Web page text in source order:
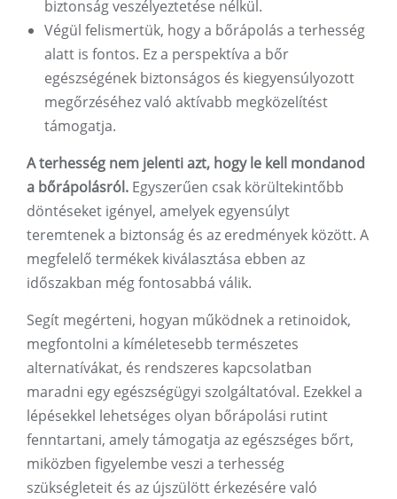
biztonság veszélyeztetése nélkül.
Végül felismertük, hogy a bőrápolás a terhesség
alatt is fontos. Ez a perspektíva a bőr
egészségének biztonságos és kiegyensúlyozott
megőrzéséhez való aktívabb megközelítést
támogatja.
A terhesség nem jelenti azt, hogy le kell mondanod
a bőrápolásról. Egyszerűen csak körültekintőbb
döntéseket igényel, amelyek egyensúlyt
teremtenek a biztonság és az eredmények között. A
megfelelő termékek kiválasztása ebben az
időszakban még fontosabbá válik.
Segít megérteni, hogyan működnek a retinoidok,
megfontolni a kíméletesebb természetes
alternatívákat, és rendszeres kapcsolatban
maradni egy egészségügyi szolgáltatóval. Ezekkel a
lépésekkel lehetséges olyan bőrápolási rutint
fenntartani, amely támogatja az egészséges bőrt,
miközben figyelembe veszi a terhesség
szükségleteit és az újszülött érkezésére való